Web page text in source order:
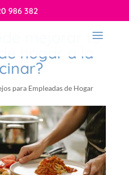
986 382
mejorar tu
hogar a la
para Empleadas de Hogar